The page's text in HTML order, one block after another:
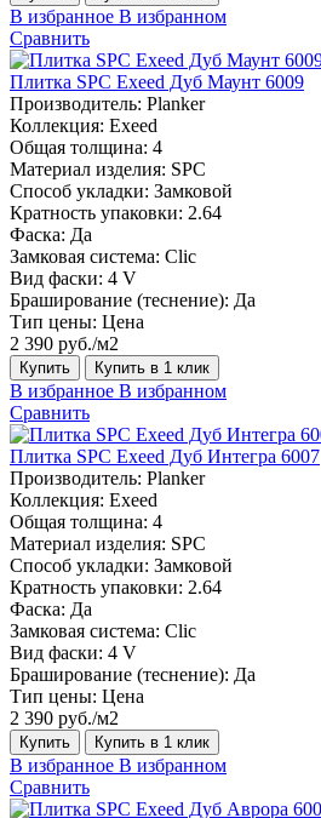
В избранное В избранном
Сравнить
Плитка SPC Exeed Дуб Маунт 6009
Производитель: Planker
Коллекция: Exeed
Общая толщина: 4
Материал изделия: SPC
Способ укладки: Замковой
Кратность упаковки: 2.64
Фаска: Да
Замковая система: Сlic
Вид фаски: 4 V
Браширование (теснение): Да
Тип цены: Цена
2 390 руб./м2
Купить Купить в 1 клик
В избранное В избранном
Сравнить
Плитка SPC Exeed Дуб Интегра 6007
Производитель: Planker
Коллекция: Exeed
Общая толщина: 4
Материал изделия: SPC
Способ укладки: Замковой
Кратность упаковки: 2.64
Фаска: Да
Замковая система: Сlic
Вид фаски: 4 V
Браширование (теснение): Да
Тип цены: Цена
2 390 руб./м2
Купить Купить в 1 клик
В избранное В избранном
Сравнить